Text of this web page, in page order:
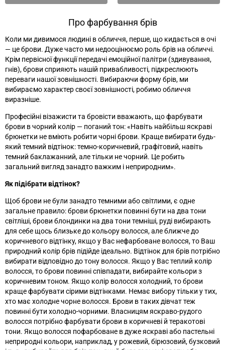
Про фарбування брів
Коли ми дивимося людині в обличчя, перше, що кидається в очі
— це брови. Дуже часто ми недооцінюємо роль брів на обличчі.
Крім первісної функції передачі емоційної палітри (здивування,
гнів), брови сприяють нашій привабливості, підкреслюють
переваги нашої зовнішності. Вибираючи форму брів, ми
вибираємо характер своєї зовнішності, робимо обличчя
виразніше.
Професійні візажисти та бровісти вважають, що фарбувати
брови в чорний колір — поганий тон: «Навіть найбільш яскраві
брюнетки не вміють робити чорні брови. Краще вибирати будь-
який темний відтінок: темно-коричневий, графітовий, навіть
темний баклажанний, але тільки не чорний. Це робить
загальний вигляд занадто важким і неприродним».
Як підібрати відтінок?
Щоб брови не були занадто темними або світлими, є одне
загальне правило: брови брюнетки повинні бути на два тони
світліші, брови блондинки на два тони темніші, руді вибирають
для себе щось близьке до кольору волосся, але ближче до
коричневого відтінку, якщо у Вас нефарбоване волосся, то Ваш
природний колір брів підійде ідеально. Відтінок для брів потрібно
вибирати відповідно до тону волосся. Якщо у Вас теплий колір
волосся, то брови повинні співпадати, вибирайте кольори з
коричневим тоном. Якщо колір волосся холодний, то брови
краще фарбувати сірими відтінками. Немає вибору тільки у тих,
хто має холодне чорне волосся. Брови в таких дівчат теж
повинні бути холодно-чорними. Власницям яскраво-рудого
волосся потрібно фарбувати брови в коричневі й теракотові
тони. Якщо волосся пофарбоване в дуже яскраві або пастельні
неприродні кольори, наприклад, у рожевий, бірюзовий, бузковий